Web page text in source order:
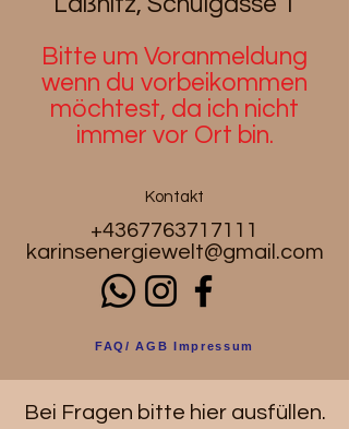
Bitte um Voranmeldung
wenn du vorbeikommen
möchtest, da ich nicht
immer vor Ort bin.
Kontakt
+4367763717111
karinsenergiewelt@gmail.com
FAQ/ AGB Impressum
Bei Fragen bitte hier ausfüllen.